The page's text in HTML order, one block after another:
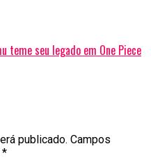
teme seu legado em One Piece
publicado. Campos
*